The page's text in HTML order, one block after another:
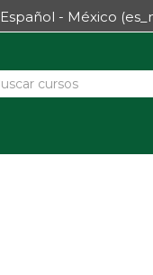
Español - México